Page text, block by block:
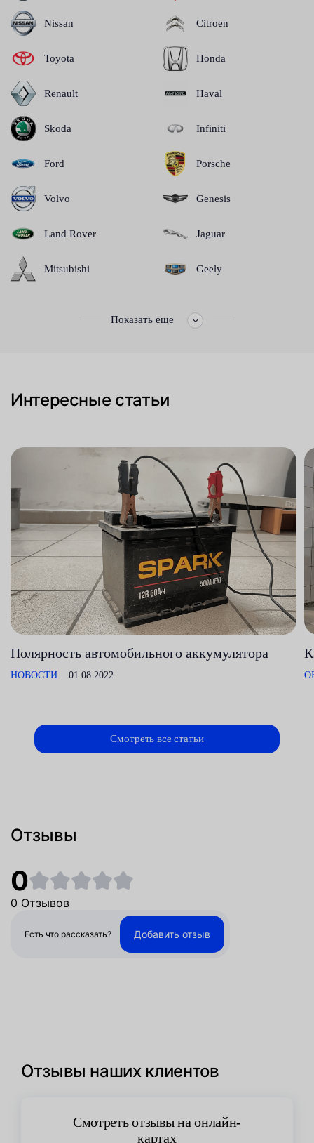
Nissan
Toyota
Renault
Skoda
Ford
Volvo
Land Rover
Mitsubishi
Citroen
Honda
Haval
Infiniti
Porsche
Genesis
Jaguar
Geely
Показать еще
Интересные статьи
Полярность автомобильного аккумулятора
НОВОСТИ 01.08.2022
Смотреть все статьи
Отзывы
0
0 Отзывов
Есть что рассказать? Добавить отзыв
Отзывы наших клиентов
Смотреть отзывы на онлайн-
картах